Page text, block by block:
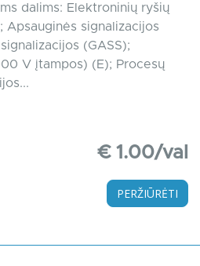
dalims: Elektroninių ryšių
Apsauginės signalizacijos
(GASS);
V įtampos) (E); Procesų
€ 1.00/val
PERŽIŪRĖTI